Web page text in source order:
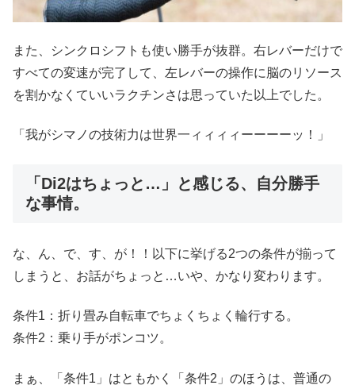
また、シンクロシフトも使い勝手が抜群。右レバーだけで
すべての変速が完了して、左レバーの操作に脳のリソース
を割かなくていいラクチンさは思っていた以上でした。
「我がシマノの技術力は世界一ィィィィーーーーッ！」
「Di2はちょっと…」と感じる、自分勝手
な事情。
な、ん、で、す、が！！以下に挙げる2つの条件が揃って
しまうと、お話がちょっと…いや、かなり変わります。
条件1：折り畳み自転車でちょくちょく輪行する。
条件2：乗り手がポンコツ。
まぁ、「条件1」はともかく「条件2」のほうは、普通の